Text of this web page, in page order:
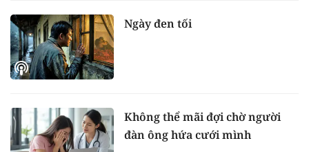
Ngày đen tối
Không thể mãi đợi chờ người
đàn ông hứa cưới mình